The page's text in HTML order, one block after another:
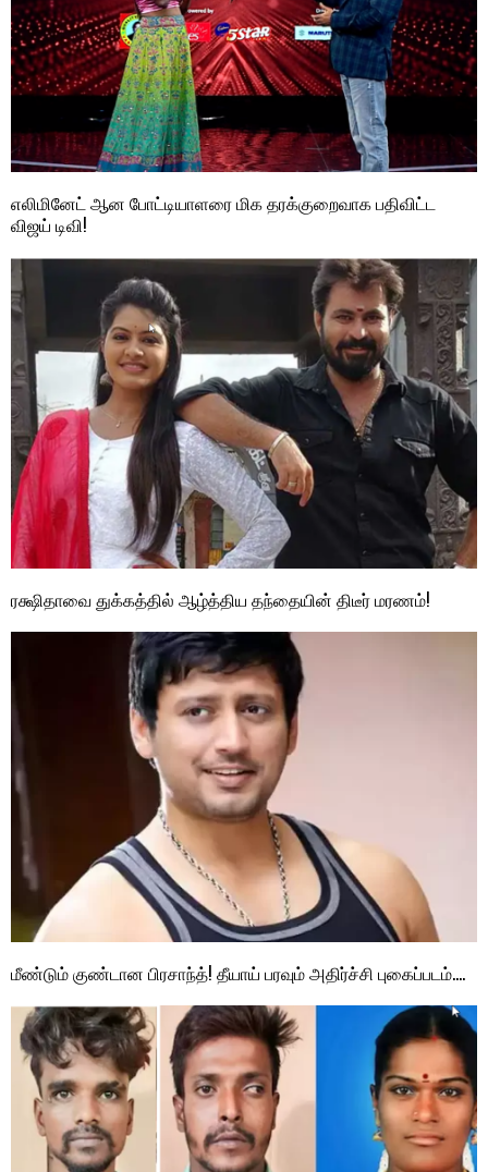
எலிமினேட் ஆன போட்டியாளரை மிக தரக்குறைவாக பதிவிட்ட
விஜய் டிவி!
ரக்ஷிதாவை துக்கத்தில் ஆழ்த்திய தந்தையின் திடீர் மரணம்!
மீண்டும் குண்டான பிரசாந்த்! தீயாய் பரவும் அதிர்ச்சி புகைப்படம்….